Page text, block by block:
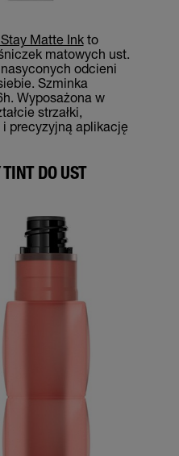
Matte Inkto
matowych ust.
odcieni
Szminka
Wyposażona w
strzałki,
i precyzyjną aplikację
DO UST